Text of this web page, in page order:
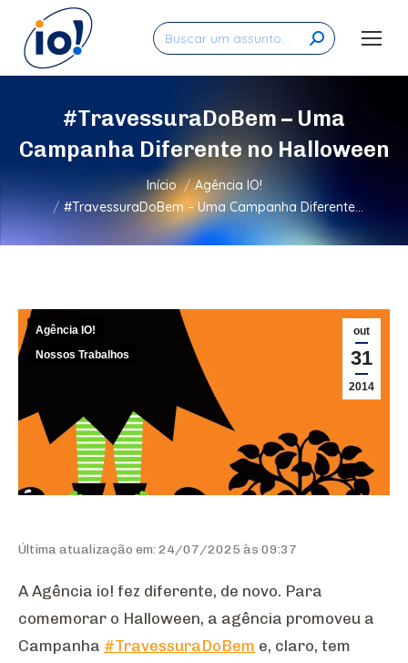
Search:
#TravessuraDoBem – Uma
Campanha Diferente no Halloween
Você está aqui: Início
Agência IO!
#TravessuraDoBem – Uma Campanha Diferente…
out
31
2014
Agência IO!
Nossos Trabalhos
Última atualização em: 24/07/2025 às 09:37
A Agência io! fez diferente, de novo. Para
comemorar o Halloween, a agência promoveu a
Campanha #TravessuraDoBem e, claro, tem